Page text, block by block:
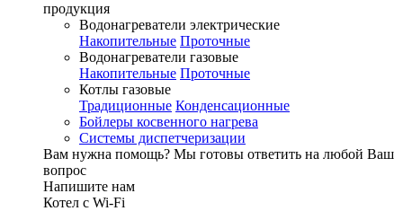
продукция
Водонагреватели электрические
Накопительные Проточные
Водонагреватели газовые
Накопительные Проточные
Котлы газовые
Традиционные Конденсационные
Бойлеры косвенного нагрева
Системы диспетчеризации
Вам нужна помощь? Мы готовы ответить на любой Ваш
вопрос
Напишите нам
Котел с Wi-Fi